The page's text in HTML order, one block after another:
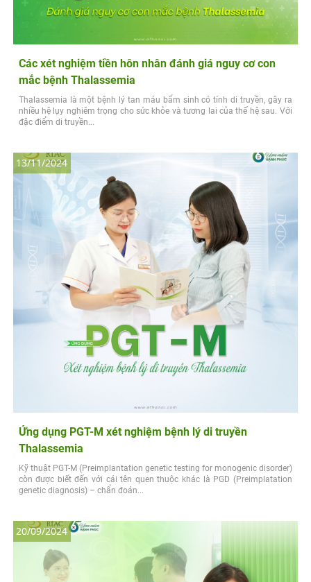
Các xét nghiệm tiền hôn nhân đánh giá nguy cơ con
mắc bệnh Thalassemia
Thalassemia là một bệnh lý tan máu bẩm sinh có tính di truyền, gây ra
nhiều hệ lụy nghiêm trọng cho sức khỏe và tương lai của thế hệ sau. Với
đặc điểm di truyền...
Ứng dụng PGT-M xét nghiệm bệnh lý di truyền
Thalassemia
Kỹ thuật PGT-M (Preimplantation genetic testing for monogenic disorder)
còn được biết đến với cái tên quen thuộc khác là PGD (Preimplatation
genetic diagnosis) – chẩn đoán...
13/11/2024
20/09/2024